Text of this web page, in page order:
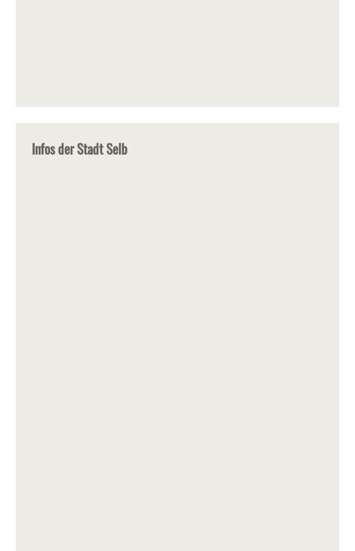
Infos der Stadt Selb